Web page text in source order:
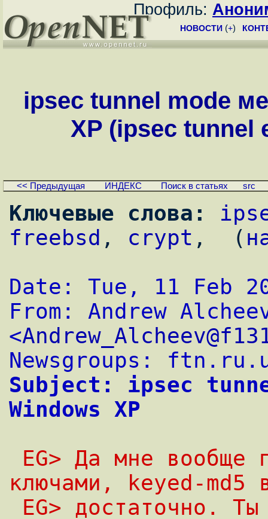
Профиль:
НОВОСТИ (+)
ipsec tunnel mode
XP (ipsec tunnel
<< Предыдущая ИНДЕКС Поиск в статьях src
Ключевые слова:
freebsd , crypt ,  (
Date: Tue, 11 Feb
From: Andrew
<
Newsgroups:
Subject: ipsec
Windows XP
ключами, keyed-md5